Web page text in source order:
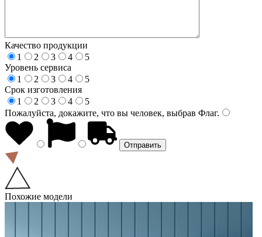
Качество продукции
1
2 3 4
5
Уровень сервиса
1
2 3 4
5
Срок изготовления
1
2 3 4
5
Пожалуйста, докажите, что вы человек, выбрав Флаг.
Похожие модели